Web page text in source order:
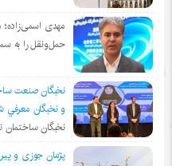
مهدی
حمل‌ونقل را به
نخبگان صنعت
و نخبگان معرفي
نخبگان ساختمان
پژمان جوزی و